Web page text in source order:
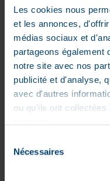
Les cookies nous
et les annonces,
médias sociaux et
partageons également
notre site avec nos
publicité et d'analyse,
avec d'autres
ou qu'ils ont
Nécessaires
essentiële
pepermunt
intestinale
Helpt om
darmcomfort